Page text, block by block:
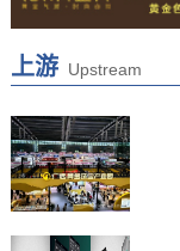
上游Upstream